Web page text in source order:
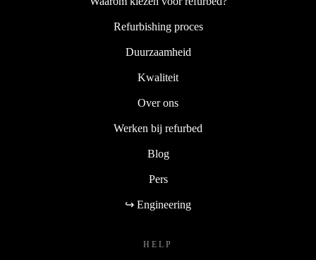
Refurbishing proces
Duurzaamheid
Kwaliteit
Over ons
Werken bij refurbed
Blog
Pers
↪ Engineering
HELP